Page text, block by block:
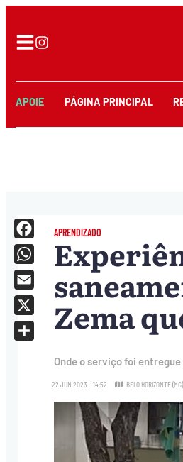
APOIE PÁGINA PRINCIPAL
APRENDIZADO
Zema
Onde o serviço foi
22.JUN.2023 - 14:52 BELO HORIZONTE (MG)
Facebook
WhatsApp
Email
X